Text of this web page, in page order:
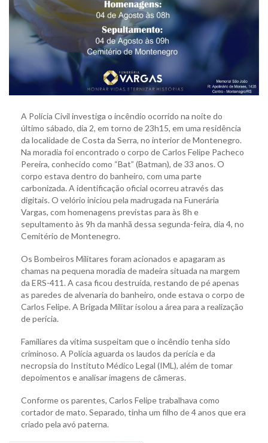
A Polícia Civil investiga o incêndio ocorrido na noite do
último sábado, dia 2, em torno de 23h15, em uma residência
da localidade de Costa da Serra, no interior de Montenegro.
Na moradia foi encontrado o corpo de Carlos Felipe Pacheco
Pereira, conhecido como “Bat” (Batman), de 33 anos. O
corpo estava dentro do banheiro, com uma parte
carbonizada. A identificação oficial ocorreu através das
digitais. O velório iniciou pela madrugada na Funerária
Vargas, com homenagens previstas para às 8h e
sepultamento às 9h da manhã dessa segunda-feira, dia 4, no
Cemitério de Montenegro.
Os Bombeiros Militares foram acionados e apagaram as
chamas na pequena moradia de madeira situada na margem
da ERS-411. A casa ficou destruída, restando de pé apenas
as paredes de alvenaria do banheiro, onde estava o corpo de
Carlos Felipe. A Brigada Militar isolou a área para a realização
de perícia.
Familiares da vítima suspeitam que o incêndio tenha sido
criminoso. A Polícia aguarda os laudos da perícia e da
necropsia do Instituto Médico Legal (IML), além de tomar
depoimentos e analisar imagens de câmeras.
Conforme os parentes, Carlos Felipe trabalhava como
cortador de mato. Separado, tinha um filho de 4 anos que era
criado pela avó paterna.